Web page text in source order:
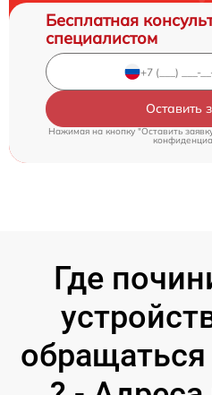
Бесплатная
специалистом
Оставить
Нажимая на кнопку "Оставить
Где
обращаться